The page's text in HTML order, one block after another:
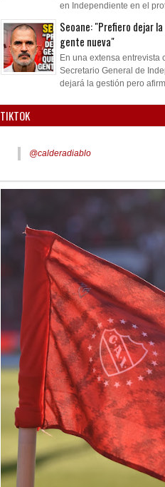
en Independiente en el
Seoane: "Prefiero dejar
gente nueva"
En una extensa entrevista
Secretario General de
dejará la gestión pero
TIKTOK
@calderadiablo